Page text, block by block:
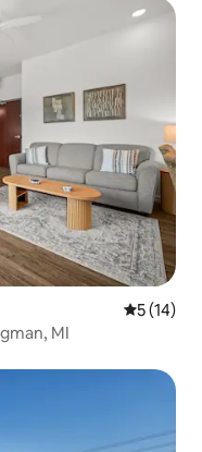
5 av 5 i
5 (14)
MI